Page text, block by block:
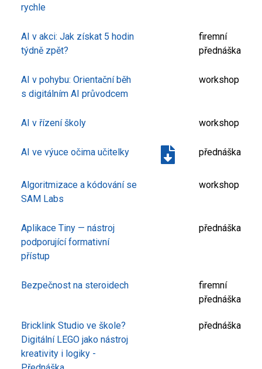
rychle
AI v akci: Jak získat 5 hodin
týdně zpět?
firemní
přednáška
AI v pohybu: Orientační běh
s digitálním AI průvodcem
workshop
AI v řízení školy workshop
AI ve výuce očima učitelky přednáška
Algoritmizace a kódování se
SAM Labs
workshop
Aplikace Tiny — nástroj
podporující formativní
přístup
přednáška
Bezpečnost na steroidech
firemní
přednáška
Bricklink Studio ve škole?
Digitální LEGO jako nástroj
kreativity i logiky -
přednáška